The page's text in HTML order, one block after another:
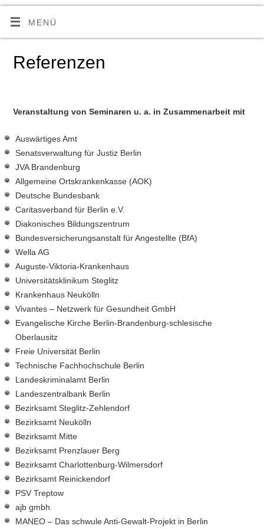
MENÜ
Referenzen
Veranstaltung von Seminaren u. a. in Zusammenarbeit mit
Auswärtiges Amt
Senatsverwaltung für Justiz Berlin
JVA Brandenburg
Allgemeine Ortskrankenkasse (AOK)
Deutsche Bundesbank
Caritasverband für Berlin e.V.
Diakonisches Bildungszentrum
Bundesversicherungsanstalt für Angestellte (BfA)
Wella AG
Auguste-Viktoria-Krankenhaus
Universitätsklinikum Steglitz
Krankenhaus Neukölln
Vivantes – Netzwerk für Gesundheit GmbH
Evangelische Kirche Berlin-Brandenburg-schlesische
Oberlausitz
Freie Universität Berlin
Technische Fachhochschule Berlin
Landeskriminalamt Berlin
Landeszentralbank Berlin
Bezirksamt Steglitz-Zehlendorf
Bezirksamt Neukölln
Bezirksamt Mitte
Bezirksamt Prenzlauer Berg
Bezirksamt Charlottenburg-Wilmersdorf
Bezirksamt Reinickendorf
PSV Treptow
ajb gmbh
MANEO – Das schwule Anti-Gewalt-Projekt in Berlin